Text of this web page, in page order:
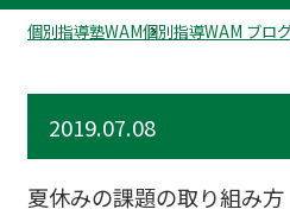
個別指導塾WAM個別指導WAM ブロ
2019.07.08
夏休みの課題の取り組み方